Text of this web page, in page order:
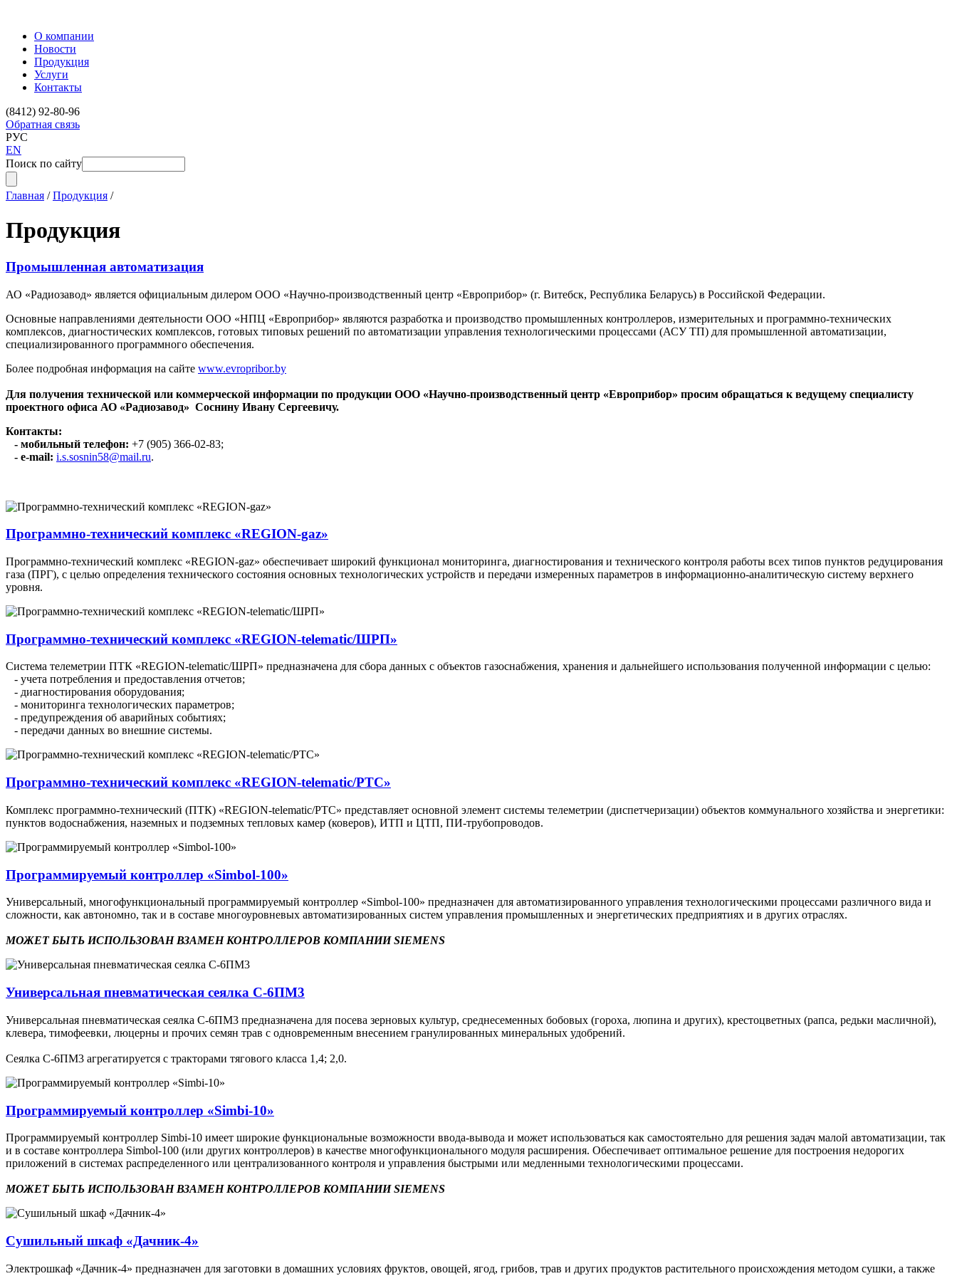
О компании
Новости
Продукция
Услуги
Контакты
(8412) 92-80-96
Обратная связь
РУС
EN
Поиск по сайту
Главная /Продукция /
Продукция
Промышленная автоматизация
АО «Радиозавод» является официальным дилером ООО «Научно-производственный центр «Европрибор» (г. Витебск, Республика Беларусь) в Российской Федерации.
Основные направлениями деятельности ООО «НПЦ «Европрибор» являются разработка и производство промышленных контроллеров, измерительных и программно-технических
комплексов, диагностических комплексов, готовых типовых решений по автоматизации управления технологическими процессами (АСУ ТП) для промышленной автоматизации,
специализированного программного обеспечения.
Более подробная информация на сайте www.evropribor.by
Для получения технической или коммерческой информации по продукции ООО «Научно-производственный центр «Европрибор» просим обращаться к ведущему специалисту
проектного офиса АО «Радиозавод» Соснину Ивану Сергеевичу.
Контакты:
- мобильный телефон: +7 (905) 366-02-83;
- e-mail: i.s.sosnin58@mail.ru.
Программно-технический комплекс «REGION-gaz»
Программно-технический комплекс «REGION-gaz» обеспечивает широкий функционал мониторинга, диагностирования и технического контроля работы всех типов пунктов редуцирования
газа (ПРГ), с целью определения технического состояния основных технологических устройств и передачи измеренных параметров в информационно-аналитическую систему верхнего
уровня.
Программно-технический комплекс «REGION-telematic/ШРП»
Система телеметрии ПТК «REGION-telematic/ШРП» предназначена для сбора данных с объектов газоснабжения, хранения и дальнейшего использования полученной информации с целью:
- учета потребления и предоставления отчетов;
- диагностирования оборудования;
- мониторинга технологических параметров;
- предупреждения об аварийных событиях;
- передачи данных во внешние системы.
Программно-технический комплекс «REGION-telematic/РТС»
Комплекс программно-технический (ПТК) «REGION-telematic/РТС» представляет основной элемент системы телеметрии (диспетчеризации) объектов коммунального хозяйства и энергетики:
пунктов водоснабжения, наземных и подземных тепловых камер (коверов), ИТП и ЦТП, ПИ-трубопроводов.
Программируемый контроллер «Simbol-100»
Универсальный, многофункциональный программируемый контроллер «Simbol-100» предназначен для автоматизированного управления технологическими процессами различного вида и
сложности, как автономно, так и в составе многоуровневых автоматизированных систем управления промышленных и энергетических предприятиях и в других отраслях.
МОЖЕТ БЫТЬ ИСПОЛЬЗОВАН ВЗАМЕН КОНТРОЛЛЕРОВ КОМПАНИИ SIEMENS
Универсальная пневматическая сеялка С-6ПМ3
Универсальная пневматическая сеялка С-6ПМ3 предназначена для посева зерновых культур, среднесеменных бобовых (гороха, люпина и других), крестоцветных (рапса, редьки масличной),
клевера, тимофеевки, люцерны и прочих семян трав с одновременным внесением гранулированных минеральных удобрений.
Сеялка С-6ПМ3 агрегатируется с тракторами тягового класса 1,4; 2,0.
Программируемый контроллер «Simbi-10»
Программируемый контроллер Simbi-10 имеет широкие функциональные возможности ввода-вывода и может использоваться как самостоятельно для решения задач малой автоматизации, так
и в составе контроллера Simbol-100 (или других контроллеров) в качестве многофункционального модуля расширения. Обеспечивает оптимальное решение для построения недорогих
приложений в системах распределенного или централизованного контроля и управления быстрыми или медленными технологическими процессами.
МОЖЕТ БЫТЬ ИСПОЛЬЗОВАН ВЗАМЕН КОНТРОЛЛЕРОВ КОМПАНИИ SIEMENS
Сушильный шкаф «Дачник-4»
Электрошкаф «Дачник-4» предназначен для заготовки в домашних условиях фруктов, овощей, ягод, грибов, трав и других продуктов растительного происхождения методом сушки, а также